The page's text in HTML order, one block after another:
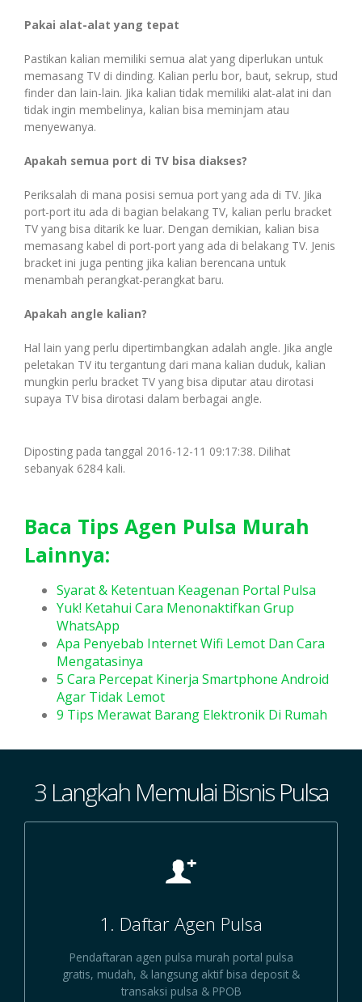
Pakai alat-alat yang tepat
Pastikan kalian memiliki semua alat yang diperlukan untuk
memasang TV di dinding. Kalian perlu bor, baut, sekrup, stud
finder dan lain-lain. Jika kalian tidak memiliki alat-alat ini dan
tidak ingin membelinya, kalian bisa meminjam atau
menyewanya.
Apakah semua port di TV bisa diakses?
Periksalah di mana posisi semua port yang ada di TV. Jika
port-port itu ada di bagian belakang TV, kalian perlu bracket
TV yang bisa ditarik ke luar. Dengan demikian, kalian bisa
memasang kabel di port-port yang ada di belakang TV. Jenis
bracket ini juga penting jika kalian berencana untuk
menambah perangkat-perangkat baru.
Apakah angle kalian?
Hal lain yang perlu dipertimbangkan adalah angle. Jika angle
peletakan TV itu tergantung dari mana kalian duduk, kalian
mungkin perlu bracket TV yang bisa diputar atau dirotasi
supaya TV bisa dirotasi dalam berbagai angle.
Diposting pada tanggal 2016-12-11 09:17:38. Dilihat
sebanyak 6284 kali.
Baca Tips Agen Pulsa Murah
Lainnya:
Syarat & Ketentuan Keagenan Portal Pulsa
Yuk! Ketahui Cara Menonaktifkan Grup
WhatsApp
Apa Penyebab Internet Wifi Lemot Dan Cara
Mengatasinya
5 Cara Percepat Kinerja Smartphone Android
Agar Tidak Lemot
9 Tips Merawat Barang Elektronik Di Rumah
3 Langkah Memulai Bisnis Pulsa
1. Daftar Agen Pulsa
Pendaftaran agen pulsa murah portal pulsa
gratis, mudah, & langsung aktif bisa deposit &
transaksi pulsa & PPOB